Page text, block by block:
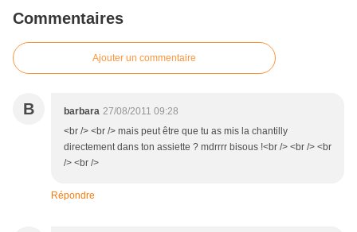
Commentaires
Ajouter un commentaire
B barbara 27/08/2011 09:28
<br /> <br /> mais peut être que tu as mis la chantilly
directement dans ton assiette ? mdrrrr bisous !<br /> <br /> <br
/> <br />
Répondre